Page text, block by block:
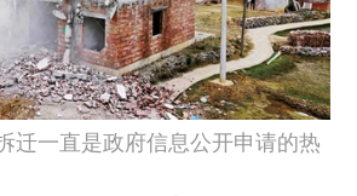
迁一直是政府信息公开申请的热